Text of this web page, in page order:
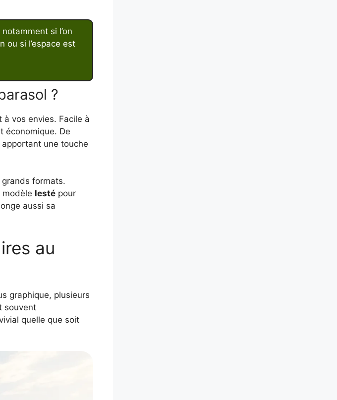
si l’on
ou si l’espace est
?
à vos envies. Facile à
économique. De
une touche
formats.
modèle lesté pour
aussi sa
au
graphique, plusieurs
souvent
quelle que soit